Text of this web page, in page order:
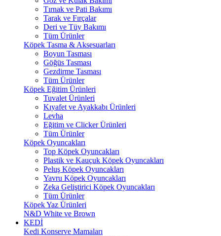
Tırnak ve Pati Bakımı
Tarak ve Fırçalar
Deri ve Tüy Bakımı
Tüm Ürünler
Köpek Tasma & Aksesuarları
Boyun Tasması
Göğüs Tasması
Gezdirme Tasması
Tüm Ürünler
Köpek Eğitim Ürünleri
Tuvalet Ürünleri
Kıyafet ve Ayakkabı Ürünleri
Levha
Eğitim ve Clicker Ürünleri
Tüm Ürünler
Köpek Oyuncakları
Top Köpek Oyuncakları
Plastik ve Kauçuk Köpek Oyuncakları
Peluş Köpek Oyuncakları
Yavru Köpek Oyuncakları
Zeka Geliştirici Köpek Oyuncakları
Tüm Ürünler
Köpek Yaz Ürünleri
N&D White ve Brown
KEDİ
Kedi Konserve Mamaları